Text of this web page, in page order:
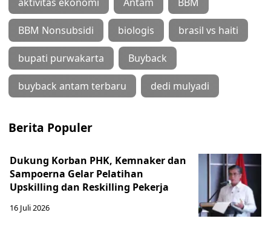
BBM Nonsubsidi biologis brasil vs haiti
bupati purwakarta Buyback
buyback antam terbaru dedi mulyadi
Berita Populer
Dukung Korban PHK, Kemnaker dan
Sampoerna Gelar Pelatihan
Upskilling dan Reskilling Pekerja
16 Juli 2026